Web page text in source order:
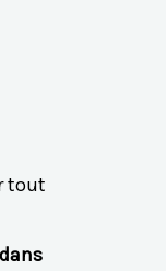
tout